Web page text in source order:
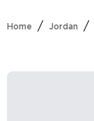
Home / Jordan /